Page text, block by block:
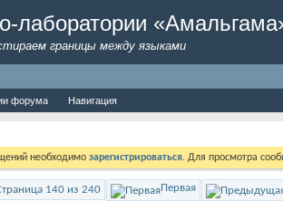
лаборатории
границы между языками
форума Навигация
необходимо зарегистрироваться. Для просмотра
140 из 240 Первая